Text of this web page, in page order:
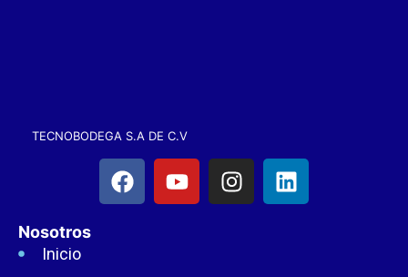
TECNOBODEGA S.A DE C.V
Nosotros
Inicio